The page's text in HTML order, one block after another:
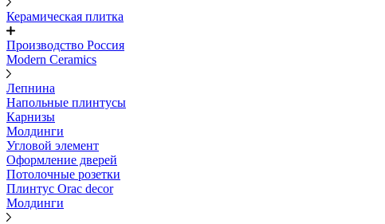
Керамическая плитка
Производство Россия
Modern Ceramics
Лепнина
Напольные плинтусы
Карнизы
Молдинги
Угловой элемент
Оформление дверей
Потолочные розетки
Плинтус Orac decor
Молдинги